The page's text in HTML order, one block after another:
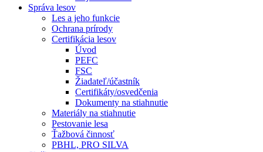
Správa lesov
Les a jeho funkcie
Ochrana prírody
Certifikácia lesov
Úvod
PEFC
FSC
Žiadateľ/účastník
Certifikáty/osvedčenia
Dokumenty na stiahnutie
Materiály na stiahnutie
Pestovanie lesa
Ťažbová činnosť
PBHL, PRO SILVA